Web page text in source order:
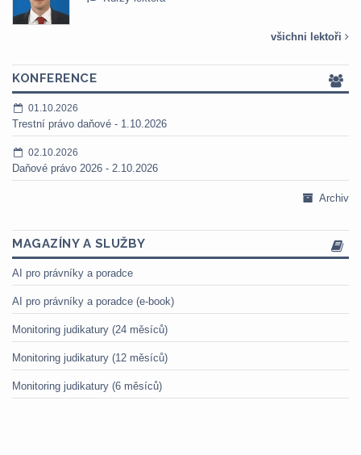
všichni lektoři
KONFERENCE
01.10.2026
Trestní právo daňové - 1.10.2026
02.10.2026
Daňové právo 2026 - 2.10.2026
Archiv
MAGAZÍNY A SLUŽBY
AI pro právníky a poradce
AI pro právníky a poradce (e-book)
Monitoring judikatury (24 měsíců)
Monitoring judikatury (12 měsíců)
Monitoring judikatury (6 měsíců)